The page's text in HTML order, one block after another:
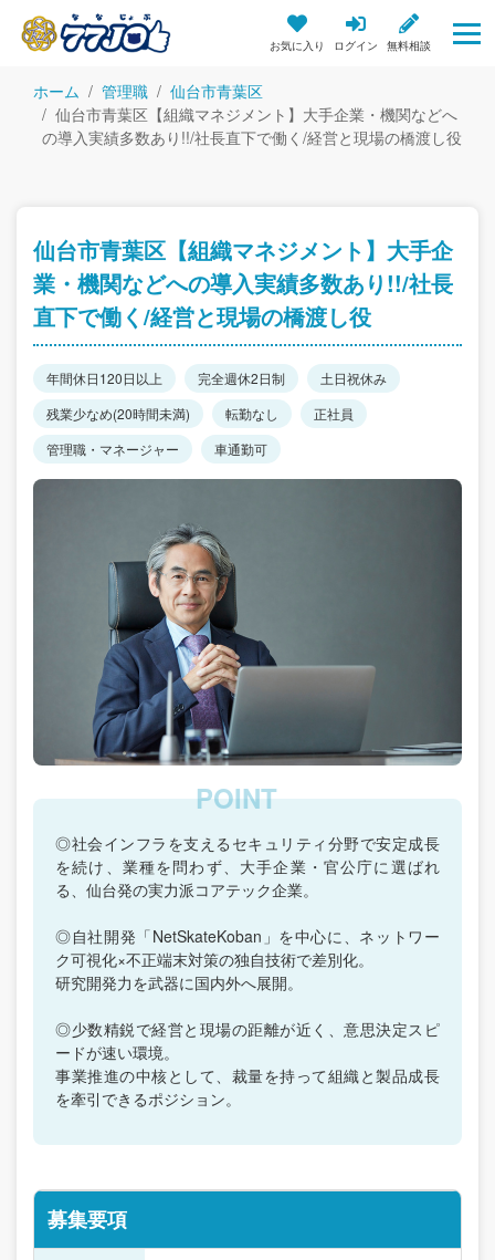
お気に入り ログイン 無料相談
ホーム 管理職
仙台市青葉区
仙台市青葉区【組織マネジメント】大手企業・機関などへ
の導入実績多数あり!!/社長直下で働く/経営と現場の橋渡し役
仙台市青葉区【組織マネジメント】大手企
業・機関などへの導入実績多数あり!!/社長
直下で働く/経営と現場の橋渡し役
年間休日120日以上 完全週休2日制
土日祝休み
残業少なめ(20時間未満)
転勤なし
正社員
管理職・マネージャー
車通勤可
◎社会インフラを支えるセキュリティ分野で安定成長
を続け、業種を問わず、大手企業・官公庁に選ばれ
る、仙台発の実力派コアテック企業。
◎自社開発「NetSkateKoban」を中心に、ネットワー
ク可視化×不正端末対策の独自技術で差別化。
研究開発力を武器に国内外へ展開。
◎少数精鋭で経営と現場の距離が近く、意思決定スピ
ードが速い環境。
事業推進の中核として、裁量を持って組織と製品成長
を牽引できるポジション。
募集要項